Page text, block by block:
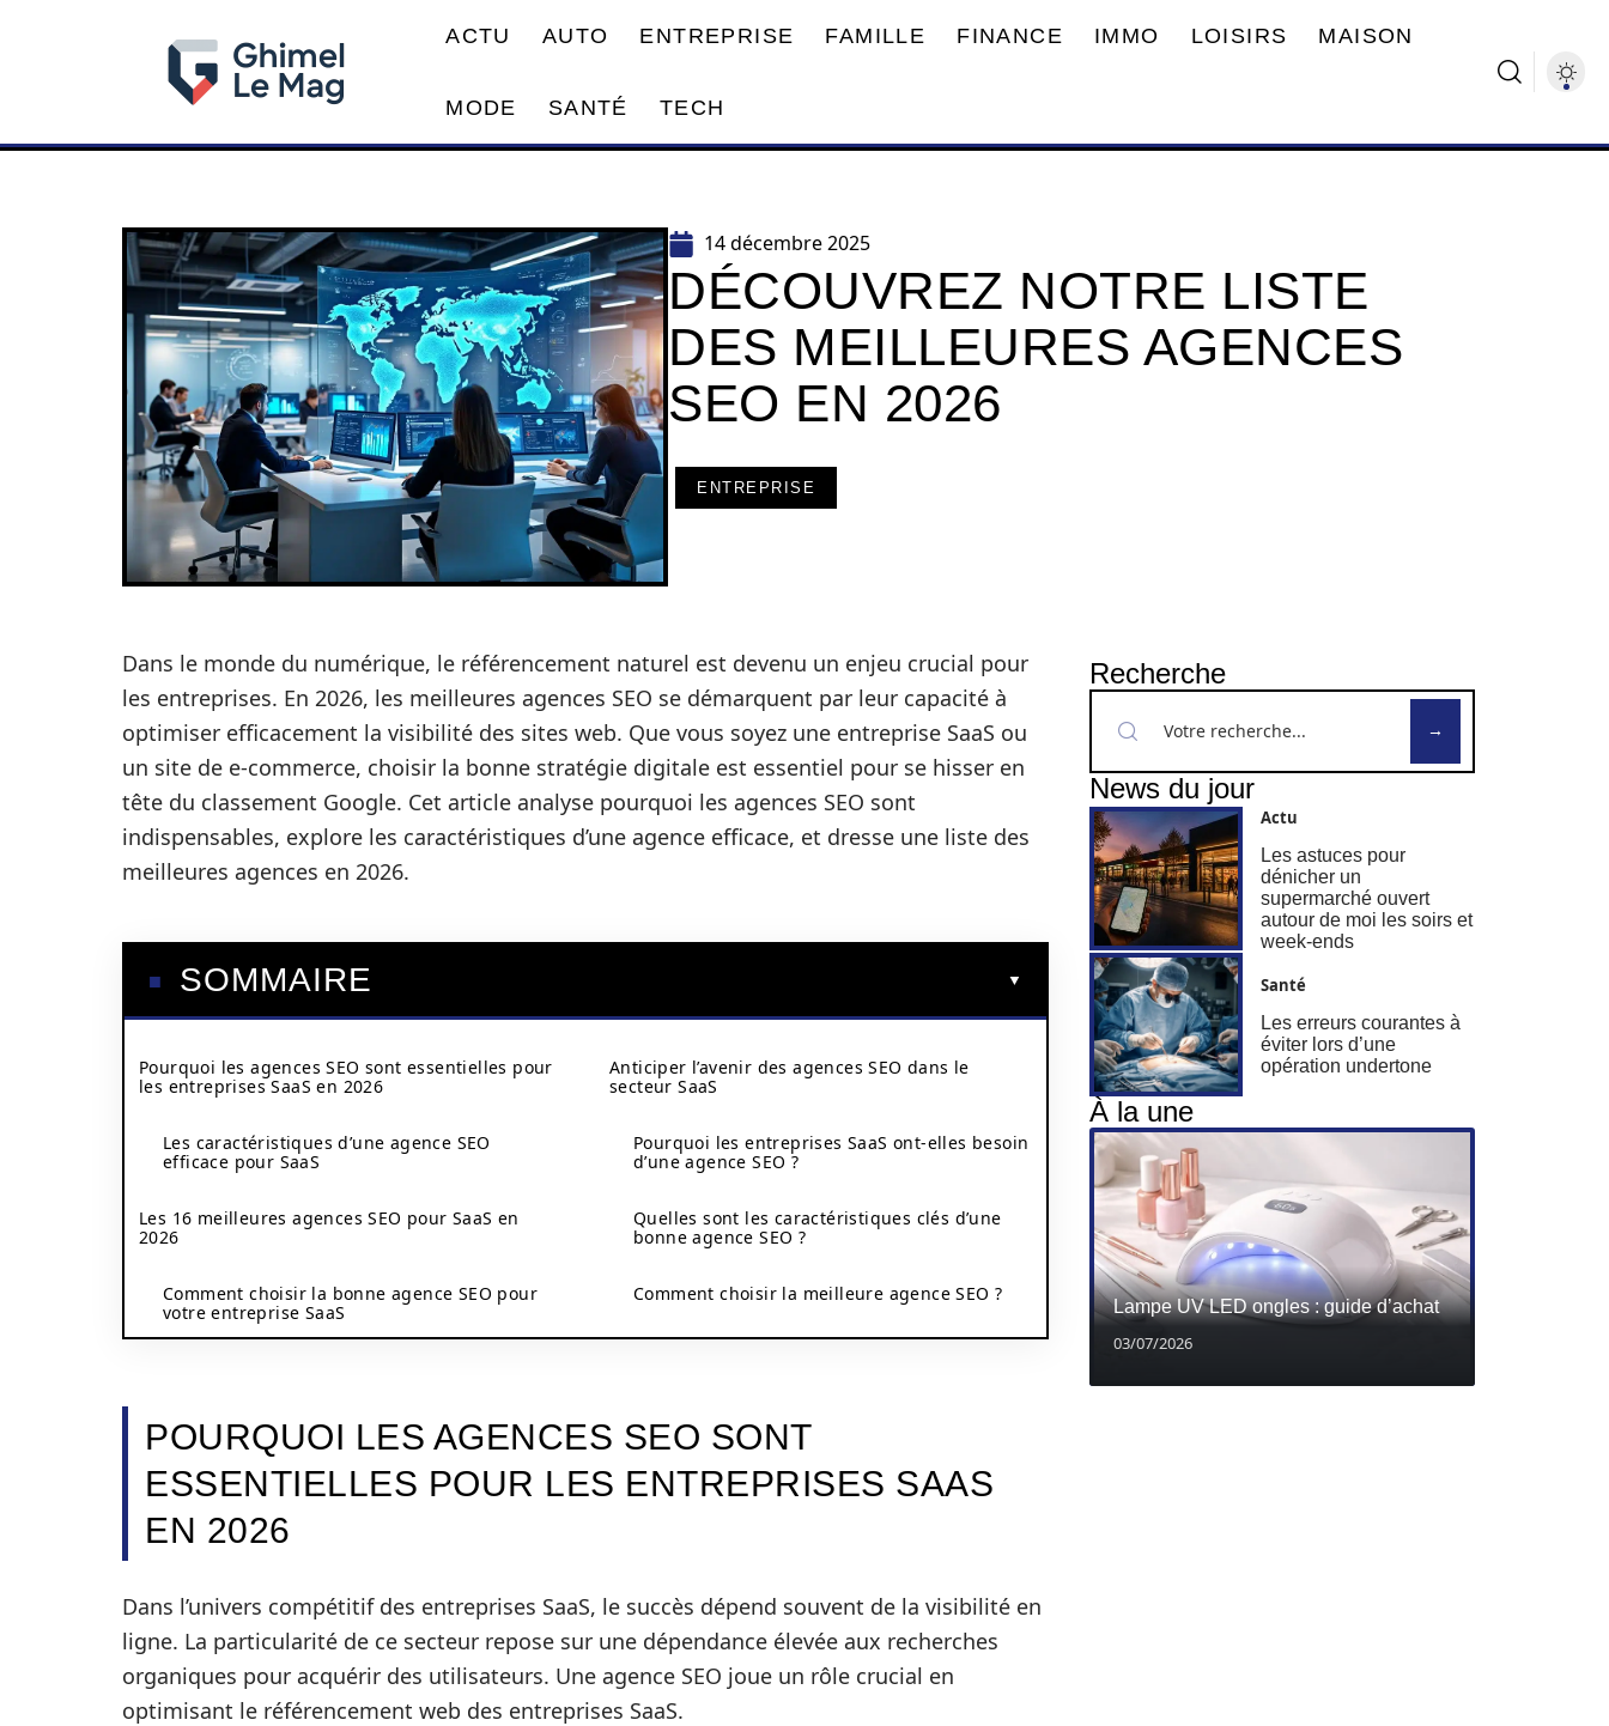
ACTU AUTO ENTREPRISE FAMILLE FINANCE IMMO LOISIRS MAISON
MODE SANTÉ TECH
14 décembre 2025
DÉCOUVREZ NOTRE LISTE
DES MEILLEURES AGENCES
SEO EN 2026
ENTREPRISE
Dans le monde du numérique, le référencement naturel est devenu un enjeu crucial pour
les entreprises. En 2026, les meilleures agences SEO se démarquent par leur capacité à
optimiser efficacement la visibilité des sites web. Que vous soyez une entreprise SaaS ou
un site de e-commerce, choisir la bonne stratégie digitale est essentiel pour se hisser en
tête du classement Google. Cet article analyse pourquoi les agences SEO sont
indispensables, explore les caractéristiques d’une agence efficace, et dresse une liste des
meilleures agences en 2026.
SOMMAIRE
Pourquoi les agences SEO sont essentielles pour
les entreprises SaaS en 2026
Les caractéristiques d’une agence SEO
efficace pour SaaS
Les 16 meilleures agences SEO pour SaaS en
2026
Comment choisir la bonne agence SEO pour
votre entreprise SaaS
Anticiper l’avenir des agences SEO dans le
secteur SaaS
Pourquoi les entreprises SaaS ont-elles besoin
d’une agence SEO ?
Quelles sont les caractéristiques clés d’une
bonne agence SEO ?
Comment choisir la meilleure agence SEO ?
POURQUOI LES AGENCES SEO SONT
ESSENTIELLES POUR LES ENTREPRISES SAAS
EN 2026
Dans l’univers compétitif des entreprises SaaS, le succès dépend souvent de la visibilité en
ligne. La particularité de ce secteur repose sur une dépendance élevée aux recherches
organiques pour acquérir des utilisateurs. Une agence SEO joue un rôle crucial en
optimisant le référencement web des entreprises SaaS.
Recherche
News du jour
Actu
Les astuces pour
dénicher un
supermarché ouvert
autour de moi les soirs et
week-ends
Santé
Les erreurs courantes à
éviter lors d’une
opération undertone
À la une
Lampe UV LED ongles : guide d’achat
03/07/2026